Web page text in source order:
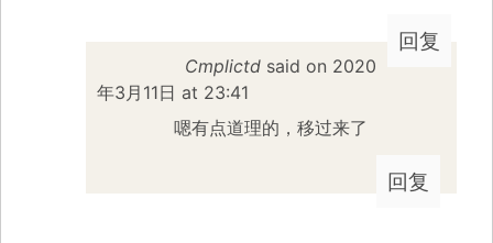
回复
Cmplictd said on 2020
年3月11日 at 23:41
嗯有点道理的，移过来了
回复